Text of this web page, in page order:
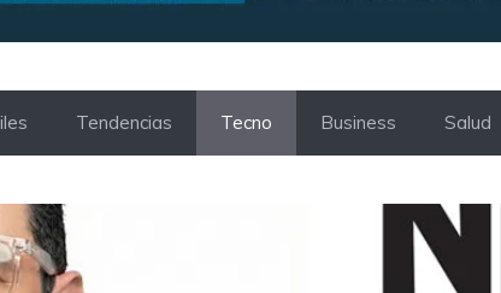
Tendencias Tecno Business Salud